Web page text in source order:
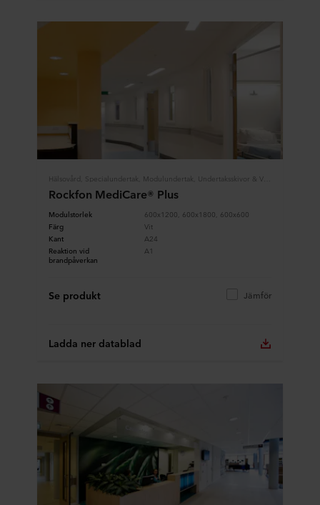
Rockfon MediCare® Plus
Modulstorlek
600x1200, 600x1800, 600x600
Färg
Vit
Kant
A24
Reaktion vid
brandpåverkan
A1
Se produkt Jämför
Ladda ner datablad